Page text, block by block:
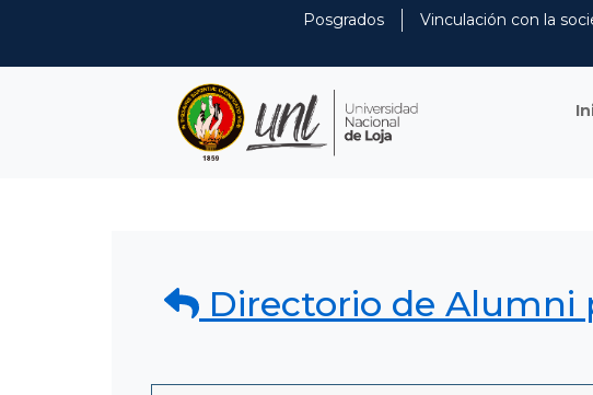
Posgrados Vinculación con la
Directorio de Alumni